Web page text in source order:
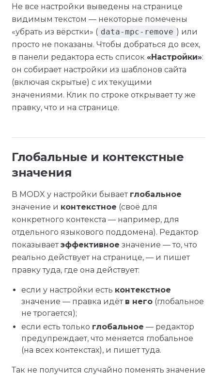
Не все настройки выведены на странице
видимым текстом — некоторые помечены
«убрать из вёрстки» ( data-mpc-remove ) или
просто не показаны. Чтобы добраться до всех,
в панели редактора есть список «Настройки»:
он собирает настройки из шаблонов сайта
(включая скрытые) с их текущими
значениями. Клик по строке открывает ту же
правку, что и на странице.
Глобальные и контекстные
значения
В MODX у настройки бывает глобальное
значение и контекстное (своё для
конкретного контекста — например, для
отдельного языкового поддомена). Редактор
показываетэффективное значение — то, что
реально действует на странице, — и пишет
правку туда, где она действует:
если у настройки есть контекстное
значение — правка идёт в него (глобальное
не трогается);
если есть только глобальное — редактор
предупреждает, что меняется глобальное
(на всех контекстах), и пишет туда.
Так не получится случайно поменять значение